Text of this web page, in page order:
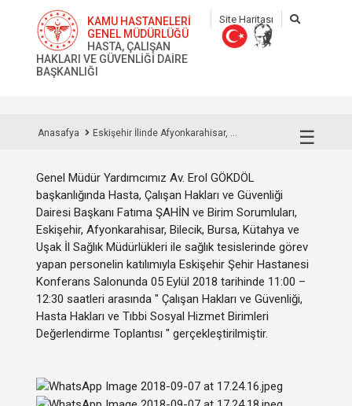
KAMU HASTANELERİ
GENEL MÜDÜRLÜĞÜ
HASTA, ÇALIŞAN
HAKLARI VE GÜVENLİĞİ DAİRE
BAŞKANLIĞI
Site Haritası
☰
Anasafya Eskişehir İlinde Afyonkarahisar, ...
Genel Müdür Yardımcımız Av. Erol GÖKDÖL
başkanlığında Hasta, Çalışan Hakları ve Güvenliği
Dairesi Başkanı Fatıma ŞAHİN ve Birim Sorumluları,
Eskişehir, Afyonkarahisar, Bilecik, Bursa, Kütahya ve
Uşak İl Sağlık Müdürlükleri ile sağlık tesislerinde görev
yapan personelin katılımıyla Eskişehir Şehir Hastanesi
Konferans Salonunda 05 Eylül 2018 tarihinde 11:00 –
12:30 saatleri arasında " Çalışan Hakları ve Güvenliği,
Hasta Hakları ve Tıbbi Sosyal Hizmet Birimleri
Değerlendirme Toplantısı " gerçekleştirilmiştir.